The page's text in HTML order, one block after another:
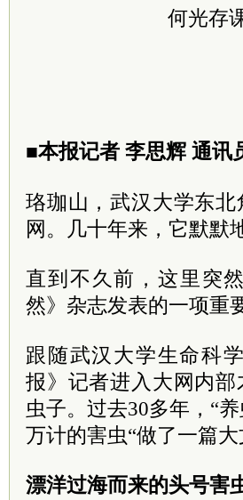
何光存
■本报记者 李思辉 通讯
珞珈山，武汉大学东
网。几十年来，它默默
直到不久前，这里突
然》杂志发表的一项重
跟随武汉大学生命科
报》记者进入大网内
虫子。过去30多年，“
万计的害虫“做了一篇大
漂洋过海而来的头号害